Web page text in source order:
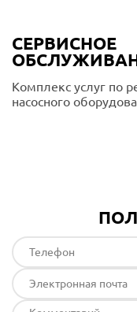
СЕРВИСНОЕ
Комплекс услуг по
насосного